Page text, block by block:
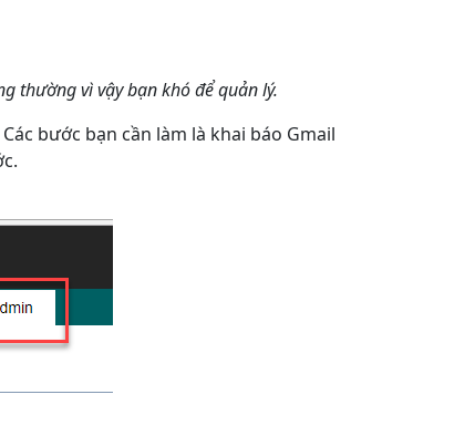
thường vì vậy bạn khó để quản lý.
bước bạn cần làm là khai báo Gmail